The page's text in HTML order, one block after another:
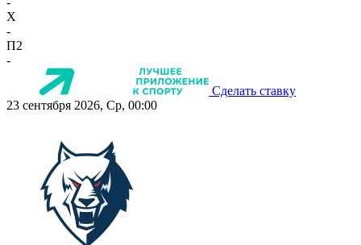
X
-
П2
-
Сделать ставку
23 сентября 2026, Ср, 00:00